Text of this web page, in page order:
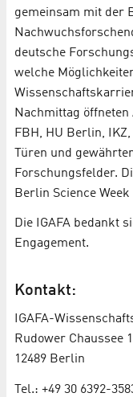
gemeinsam mit der
deutsche
welche
Nachmittag
FBH, HU Berlin,
Türen und
Forschungsfelder.
Berlin Science Week
Die IGAFA bedankt
Engagement.
Kontakt:
IGAFA-
Rudower Chaussee
12489 Berlin
Tel.: +49 30 6392-